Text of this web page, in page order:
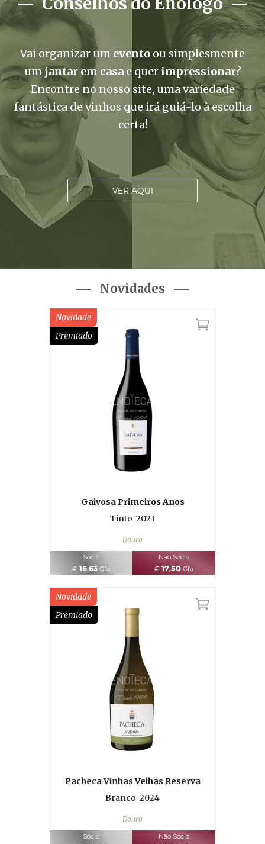
Vai organizar um evento ou simplesmente
um jantar em casae quer impressionar?
Encontre no nosso site, uma variedade
fantástica de vinhos que irá guiá-lo à escolha
certa!
VER AQUI
Novidades
Novidade
Premiado
Gaivosa Primeiros Anos
Tinto 2023
Douro
Sócio
€ 16,63 Gfa
Não Sócio
€ 17,50 Gfa
Novidade
Premiado
Pacheca Vinhas Velhas Reserva
Branco 2024
Douro
Sócio
Não Sócio